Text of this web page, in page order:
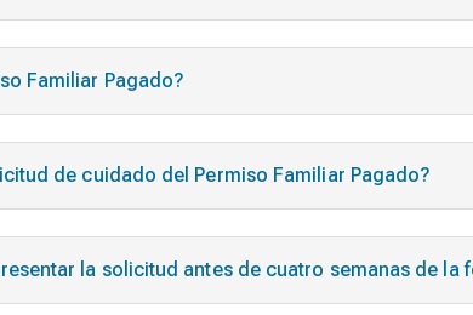
Familiar Pagado?
de cuidado del Permiso Familiar Pagado?
la solicitud antes de cuatro semanas de la